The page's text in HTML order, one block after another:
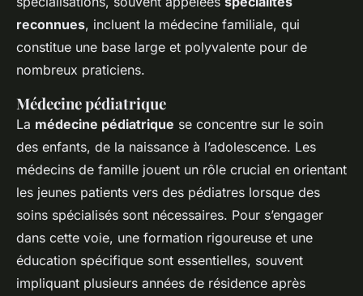
reconnues, incluent la médecine familiale, qui
constitue une base large et polyvalente pour de
nombreux praticiens.
Médecine pédiatrique
La médecine pédiatrique se concentre sur le soin
des enfants, de la naissance à l’adolescence. Les
médecins de famille jouent un rôle crucial en orientant
les jeunes patients vers des pédiatres lorsque des
soins spécialisés sont nécessaires. Pour s’engager
dans cette voie, une formation rigoureuse et une
éducation spécifique sont essentielles, souvent
impliquant plusieurs années de résidence après